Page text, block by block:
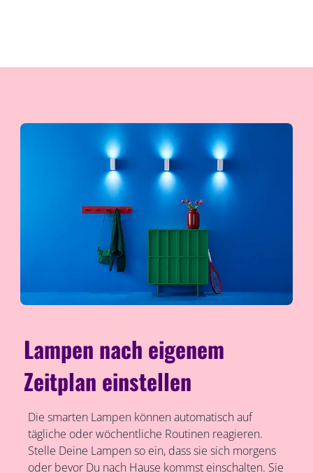
Lampen nach eigenem
Zeitplan einstellen
Die smarten Lampen können automatisch auf
tägliche oder wöchentliche Routinen reagieren.
Stelle Deine Lampen so ein, dass sie sich morgens
oder bevor Du nach Hause kommst einschalten. Sie